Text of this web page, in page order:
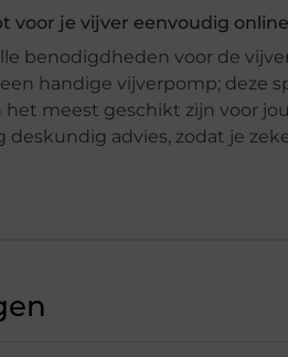
voor je vijver eenvoudig online
benodigdheden voor de
handige vijverpomp; deze
meest geschikt zijn voor
deskundig advies, zodat je